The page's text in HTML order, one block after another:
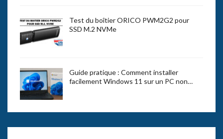
Test du boîtier ORICO PWM2G2 pour
SSD M.2 NVMe
Guide pratique : Comment installer
facilement Windows 11 sur un PC non…